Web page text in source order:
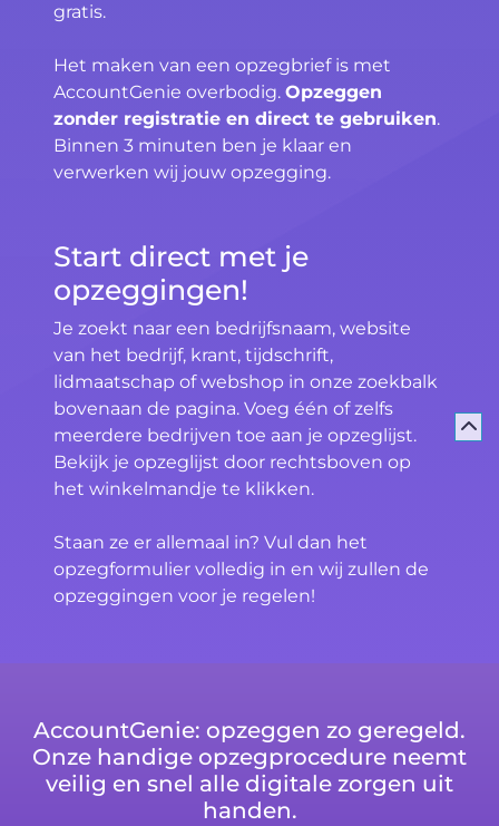
gratis.
Het maken van een opzegbrief is met
AccountGenie overbodig. Opzeggen
zonder registratie en direct te gebruiken.
Binnen 3 minuten ben je klaar en
verwerken wij jouw opzegging.
Start direct met je
opzeggingen!
Je zoekt naar een bedrijfsnaam, website
van het bedrijf, krant, tijdschrift,
lidmaatschap of webshop in onze zoekbalk
bovenaan de pagina. Voeg één of zelfs
meerdere bedrijven toe aan je opzeglijst.
Bekijk je opzeglijst door rechtsboven op
het winkelmandje te klikken.
Staan ze er allemaal in? Vul dan het
opzegformulier volledig in en wij zullen de
opzeggingen voor je regelen!
AccountGenie: opzeggen zo geregeld.
Onze handige opzegprocedure neemt
veilig en snel alle digitale zorgen uit
handen.